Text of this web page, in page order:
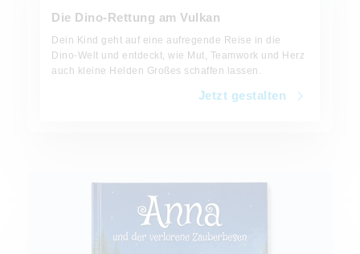
Die Dino-Rettung am Vulkan
Dein Kind geht auf eine aufregende Reise in die
Dino-Welt und entdeckt, wie Mut, Teamwork und Herz
auch kleine Helden Großes schaffen lassen.
Jetzt gestalten